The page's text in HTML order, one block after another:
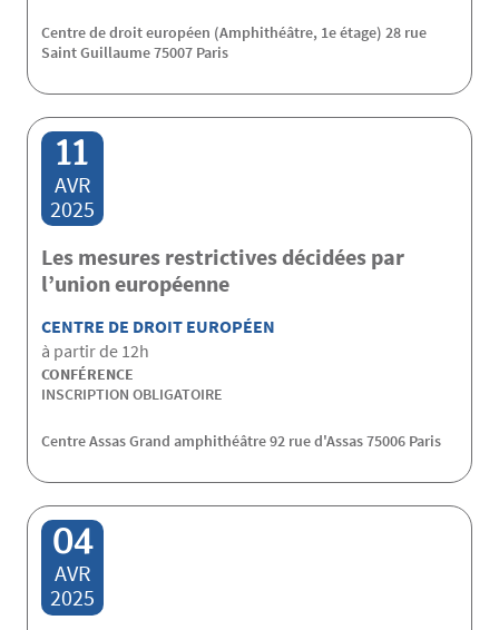
Centre de droit européen (Amphithéâtre, 1e étage) 28 rue
Saint Guillaume 75007 Paris
11
AVR
2025
Les mesures restrictives décidées par
l’union européenne
CENTRE DE DROIT EUROPÉEN
à partir de 12h
CONFÉRENCE
INSCRIPTION OBLIGATOIRE
Centre Assas Grand amphithéâtre 92 rue d'Assas 75006 Paris
04
AVR
2025